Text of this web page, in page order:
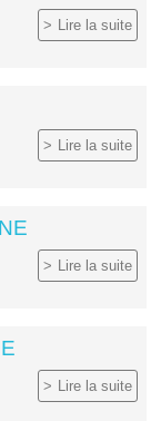
Lire la suite
Lire la suite
Lire la suite
Lire la suite